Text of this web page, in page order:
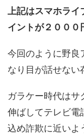
上記はスマホラ
イントが２０００
今回のように野良
なり目が話せない
ガラケー時代はサ
伸ばしてテレビ電
込め詐欺に近いよ